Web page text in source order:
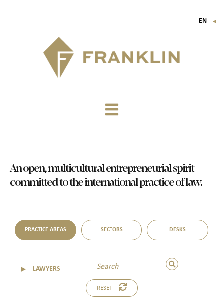
EN ▼
An open, multicultural entrepreneurial spirit
committed to the international practice of law.
PRACTICE AREAS SECTORS DESKS
▼ LAWYERS
RESET